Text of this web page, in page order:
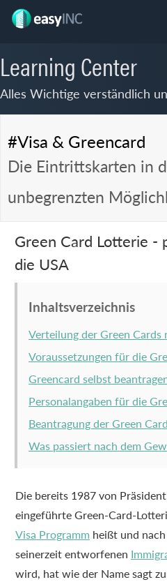
Learning Center
Alles Wichtige verständlich
#Visa & Greencard
Die Eintrittskarten in
unbegrenzten
Green Card Lotterie -
die USA
Inhaltsverzeichnis
Verteilung der Green Cards
Voraussetzungen für die
Greencard selbst
Personalangaben für die
Beantragung der Green
Was passiert nach dem
Die bereits 1987 von Präsident
eingeführte Green-Card-
Visa Programm heißt und
seinerzeit entworfenen
wird, hat wie der Name sagt